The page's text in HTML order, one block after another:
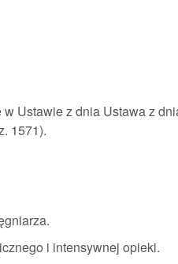
Ustawie z dnia Ustawa z
1571).
i intensywnej opieki.